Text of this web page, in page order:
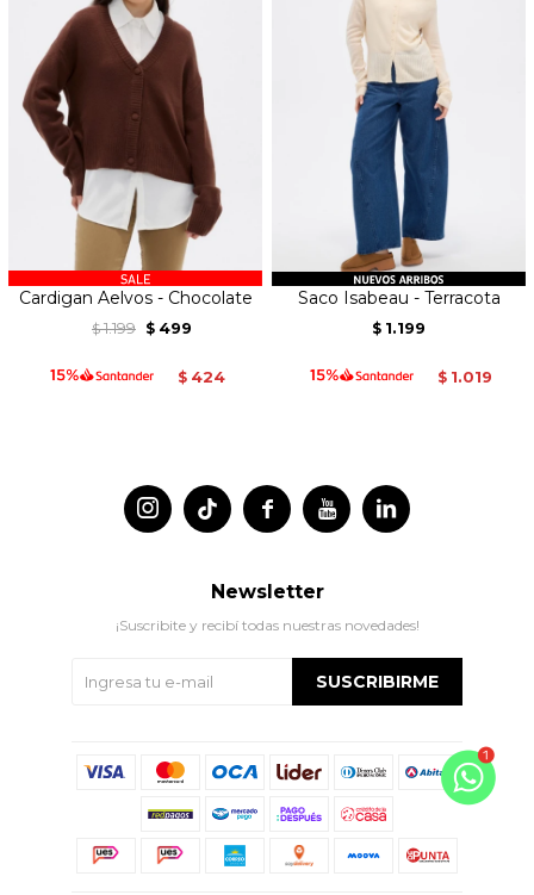
Cardigan Aelvos - Chocolate
$ 1.199 $ 499
$ 424
Saco Isabeau - Terracota
$ 1.199
$ 1.019
 
 
Newsletter
¡Suscribite y recibí todas nuestras novedades!
SUSCRIBIRME